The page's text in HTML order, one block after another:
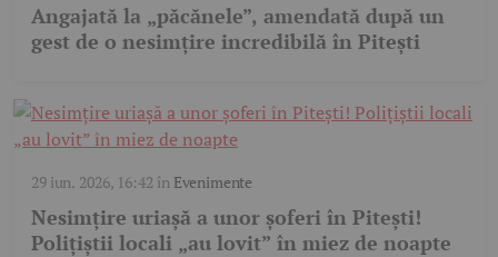
Angajată la „păcănele”, amendată după un
gest de o nesimțire incredibilă în Pitești
29 iun. 2026, 16:42 în Evenimente
Nesimțire uriașă a unor șoferi în Pitești!
Polițiștii locali „au lovit” în miez de noapte